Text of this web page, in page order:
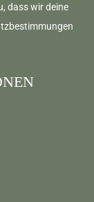
dass wir deine